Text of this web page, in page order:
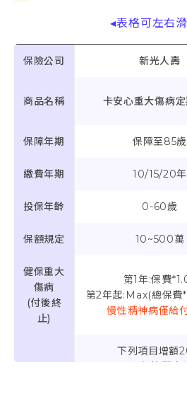
◂表格可左右
保險公司 新光人壽
商品名稱 卡安心重大傷病
保障年期 保障至85歲
繳費年期 10/15/20年
投保年齡 0-60歲
保額規定 10~500萬
健保重大
傷病
(付後終
止)
第1年:保費
第2年起:Max(總保費
慢性精神病僅給
下列項目增額
(4)慢性腎衰竭